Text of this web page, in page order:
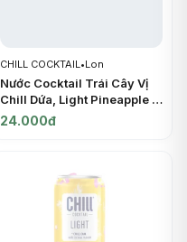
CHILL COCKTAIL•Lon
Nước Cocktail Trái Cây Vị
Chill Dứa, Light Pineapple &
Tequilla, 3% (320ml) -
24.000đ